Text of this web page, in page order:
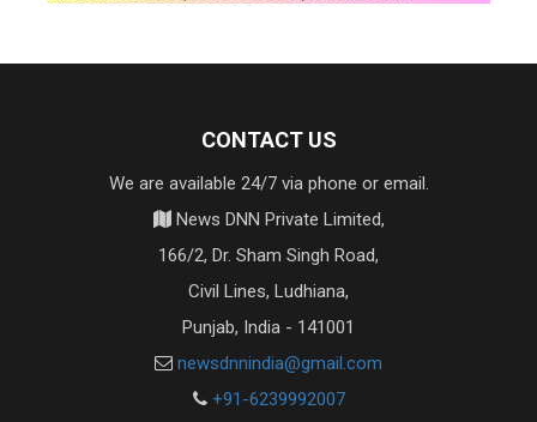
CONTACT US
We are available 24/7 via phone or email.
News DNN Private Limited,
166/2, Dr. Sham Singh Road,
Civil Lines, Ludhiana,
Punjab, India - 141001
newsdnnindia@gmail.com
+91-6239992007